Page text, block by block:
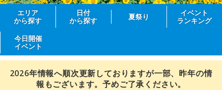
エリア
から探す
日付
から探す
夏祭り
イベント
ランキング
今日開催
イベント
2026年情報へ順次更新しておりますが一部、昨年の情
報もございます。予めご了承ください。